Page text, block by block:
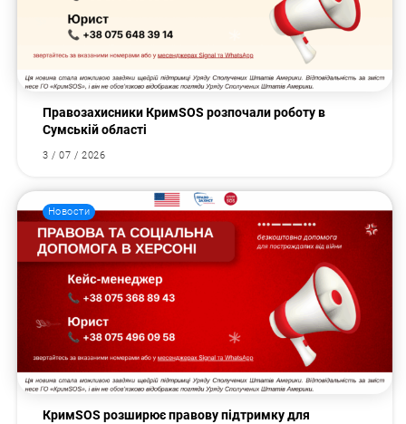
Правозахисники КримSOS розпочали роботу в
Сумській області
3 / 07 / 2026
Новости
КримSOS розширює правову підтримку для